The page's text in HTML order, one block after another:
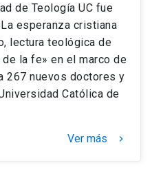
de Teología UC fue
esperanza cristiana
lectura teológica de
la fe» en el marco de
267 nuevos doctores y
Católica de
Ver más keyboard_arrow_right